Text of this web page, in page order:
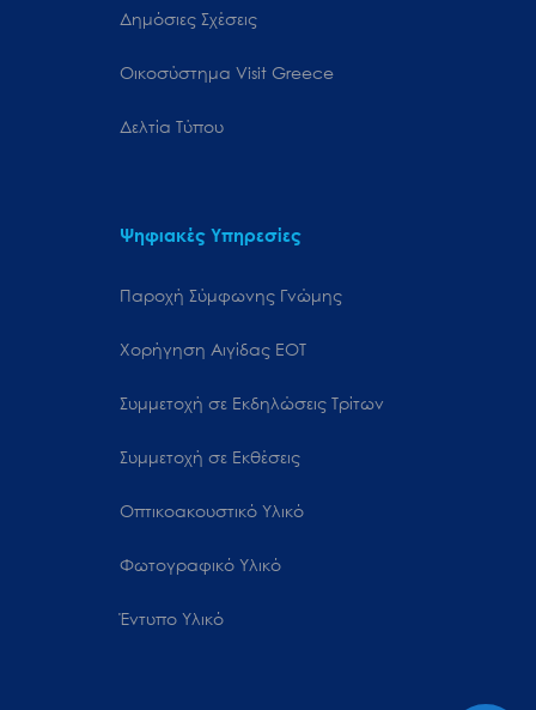
Δημόσιες Σχέσεις
Oικοσύστημα Visit Greece
Δελτία Τύπου
Ψηφιακές Υπηρεσίες
Παροχή Σύμφωνης Γνώμης
Χορήγηση Αιγίδας ΕΟΤ
Συμμετοχή σε Εκδηλώσεις Τρίτων
Συμμετοχή σε Εκθέσεις
Οπτικοακουστικό Υλικό
Φωτογραφικό Υλικό
Έντυπο Υλικό